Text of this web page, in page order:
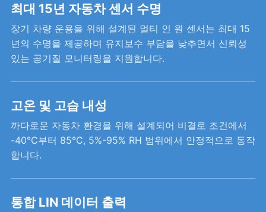
최대 15년 자동차 센서 수명
장기 차량 운용을 위해 설계된 멀티 인 원 센서는 최대 15
년의 수명을 제공하며 유지보수 부담을 낮추면서 신뢰성
있는 공기질 모니터링을 지원합니다.
고온 및 고습 내성
까다로운 자동차 환경을 위해 설계되어 비결로 조건에서
-40°C부터 85°C, 5%-95% RH 범위에서 안정적으로 동작
합니다.
통합 LIN 데이터 출력